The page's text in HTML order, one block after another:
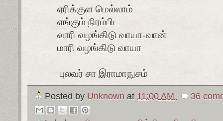
ஏரிக்குள மெல்லாம்
எங்கும் நிரம்பிட
வாரி வழங்கிடு வாயா-வான்
மாரி வழங்கிடு வாயா
புலவர் சா இராமாநுசம்
Posted by Unknown at 11:00 AM 36